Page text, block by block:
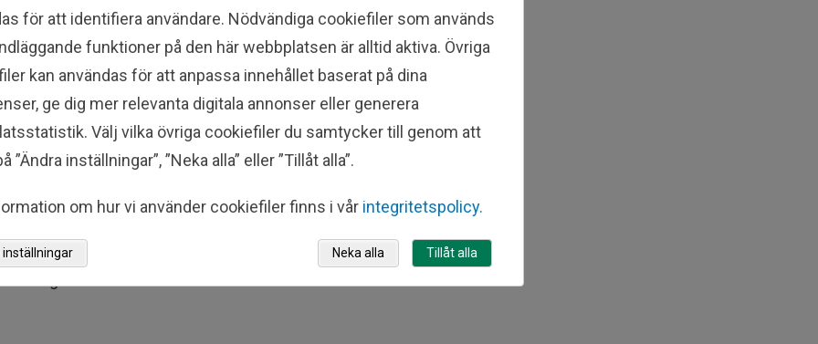
2025, när jag har prognostiserat att europeiska
på aktiemarknaden 2025- och vara relativt och
har du ett sådant förtroende för den
några särskilda sektorer eller aktier som du är
för att identifiera användare. Nödvändiga cookiefiler som används
funktioner på den här webbplatsen är alltid aktiva. Övriga
kan användas för att anpassa innehållet baserat på dina
ge dig mer relevanta digitala annonser eller generera
Välj vilka övriga cookiefiler du samtycker till genom att
”Ändra inställningar”, ”Neka alla” eller ”Tillåt alla”.
om hur vi använder cookiefiler finns i vår integritetspolicy.
Tillåt alla
Neka alla
inställningar